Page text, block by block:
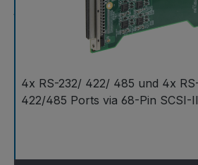
4x RS-232/ 422/ 485 und 4x
422/485 Ports via 68-Pin SCSI-